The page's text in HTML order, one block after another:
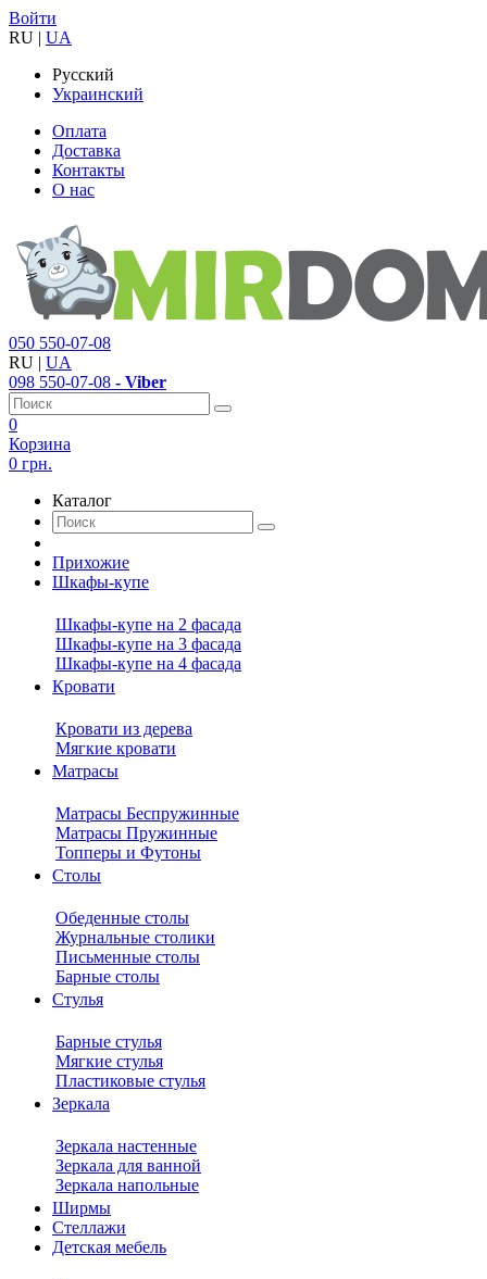
Войти
RU | UA
Русский
Украинский
Оплата
Доставка
Контакты
О нас
050 550-07-08
RU | UA
098 550-07-08 - Viber
0
Корзина
0 грн.
Каталог
Прихожие
Шкафы-купе
Шкафы-купе на 2 фасада
Шкафы-купе на 3 фасада
Шкафы-купе на 4 фасада
Кровати
Кровати из дерева
Мягкие кровати
Матрасы
Матрасы Беспружинные
Матрасы Пружинные
Топперы и Футоны
Столы
Обеденные столы
Журнальные столики
Письменные столы
Барные столы
Стулья
Барные стулья
Мягкие стулья
Пластиковые стулья
Зеркала
Зеркала настенные
Зеркала для ванной
Зеркала напольные
Ширмы
Стеллажи
Детская мебель